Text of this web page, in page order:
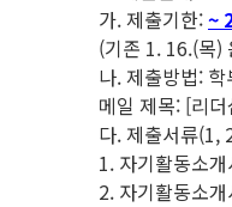
가. 제출기한:~
(기존 1. 16.(목)
나. 제출방법:
메일 제목: [리
다. 제출서류(1,
1. 자기활동소
2. 자기활동소